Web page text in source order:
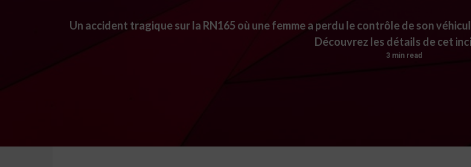
Un accident tragique sur la RN165 où une femme a perdu le contrôle de son
Découvrez les détails de cet
3 min read